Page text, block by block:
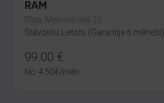
RAM
Rīga, Melnsila iela 22
Stāvoklis Lietots (Garantija 6 mēneši)
99.00 €
No 4.50€/mēn.